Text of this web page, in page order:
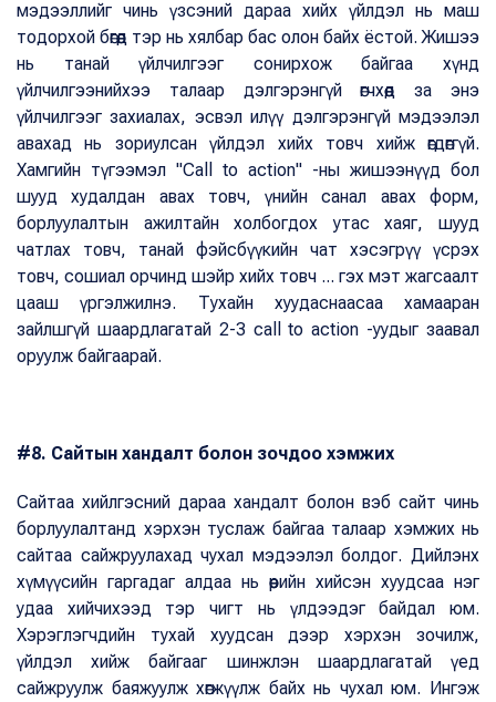
мэдээллийг чинь үзсэний дараа хийх үйлдэл нь маш
тодорхой бөгөөд тэр нь хялбар бас олон байх ёстой. Жишээ
нь танай үйлчилгээг сонирхож байгаа хүнд
үйлчилгээнийхээ талаар дэлгэрэнгүй өгчхөөд за энэ
үйлчилгээг захиалах, эсвэл илүү дэлгэрэнгүй мэдээлэл
авахад нь зориулсан үйлдэл хийх товч хийж өгдөггүй.
Хамгийн түгээмэл "Call to action" -ны жишээнүүд бол
шууд худалдан авах товч, үнийн санал авах форм,
борлуулалтын ажилтайн холбогдох утас хаяг, шууд
чатлах товч, танай фэйсбүүкийн чат хэсэгрүү үсрэх
товч, сошиал орчинд шэйр хийх товч ... гэх мэт жагсаалт
цааш үргэлжилнэ. Тухайн хуудаснаасаа хамааран
зайлшгүй шаардлагатай 2-3 call to action -уудыг заавал
оруулж байгаарай.
#8. Сайтын хандалт болон зочдоо хэмжих
Сайтаа хийлгэсний дараа хандалт болон вэб сайт чинь
борлуулалтанд хэрхэн туслаж байгаа талаар хэмжих нь
сайтаа сайжруулахад чухал мэдээлэл болдог. Дийлэнх
хүмүүсийн гаргадаг алдаа нь өөрийн хийсэн хуудсаа нэг
удаа хийчихээд тэр чигт нь үлдээдэг байдал юм.
Хэрэглэгчдийн тухай хуудсан дээр хэрхэн зочилж,
үйлдэл хийж байгааг шинжлэн шаардлагатай үед
сайжруулж баяжуулж хөгжүүлж байх нь чухал юм. Ингэж